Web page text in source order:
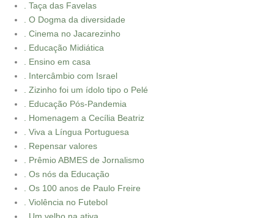
. Taça das Favelas
. O Dogma da diversidade
. Cinema no Jacarezinho
. Educação Midiática
. Ensino em casa
. Intercâmbio com Israel
. Zizinho foi um ídolo tipo o Pelé
. Educação Pós-Pandemia
. Homenagem a Cecília Beatriz
. Viva a Língua Portuguesa
. Repensar valores
. Prêmio ABMES de Jornalismo
. Os nós da Educação
. Os 100 anos de Paulo Freire
. Violência no Futebol